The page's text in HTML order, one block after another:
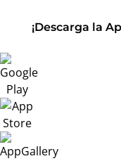
¡Descarga la